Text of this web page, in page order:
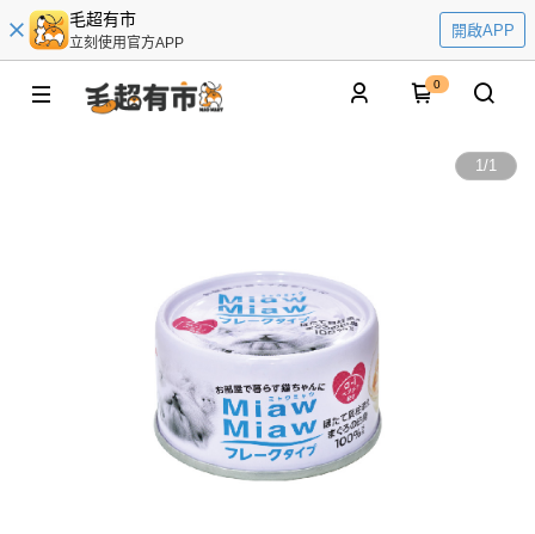
毛超有市
立刻使用官方APP
開啟APP
0
1/1